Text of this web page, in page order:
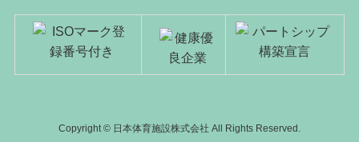
Copyright © 日本体育施設株式会社 All Rights Reserved.